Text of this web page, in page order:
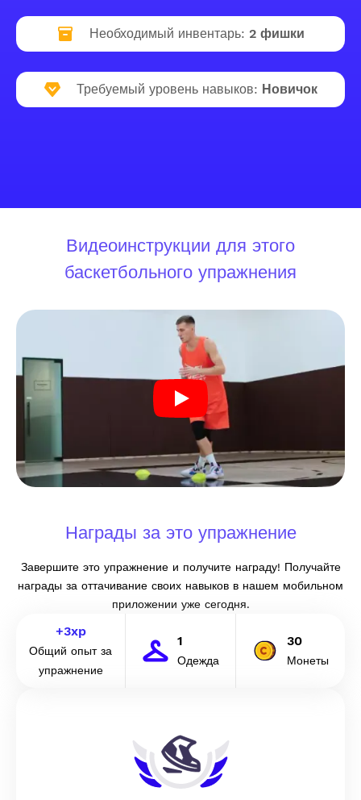
Необходимый инвентарь: 2 фишки
Требуемый уровень навыков: Новичок
Видеоинструкции для этого
баскетбольного упражнения
Награды за это упражнение
Завершите это упражнение и получите награду! Получайте
награды за оттачивание своих навыков в нашем мобильном
приложении уже сегодня.
+3xp
Общий опыт за
упражнение
1
Одежда
30
Монеты